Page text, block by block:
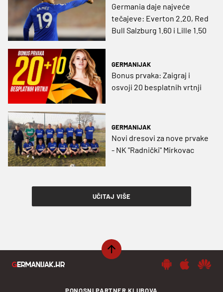
Germania daje najveće
tečajeve: Everton 2.20, Red
Bull Salzburg 1.60 i Lille 1.50
GERMANIJAK
Bonus prvaka: Zaigraj i
osvoji 20 besplatnih vrtnji
GERMANIJAK
Novi dresovi za nove prvake
- NK "Radnički" Mirkovac
UČITAJ VIŠE